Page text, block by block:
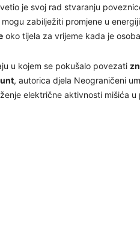
je svoj rad stvaranju
mogu zabilježiti promjene u
oko tijela za vrijeme kada je
u kojem se pokušalo povezati
, autorica djela Neograničeni
električne aktivnosti mišića u